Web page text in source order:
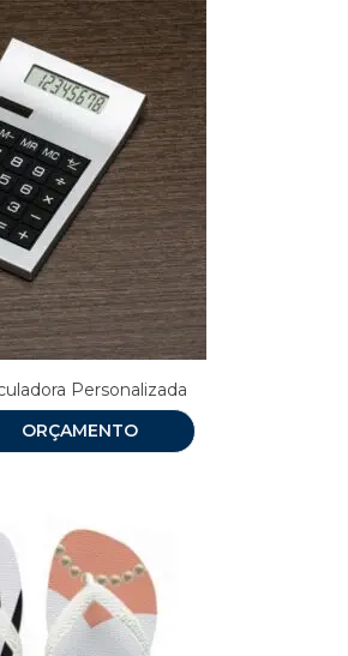
Personalizada
ORÇAMENTO